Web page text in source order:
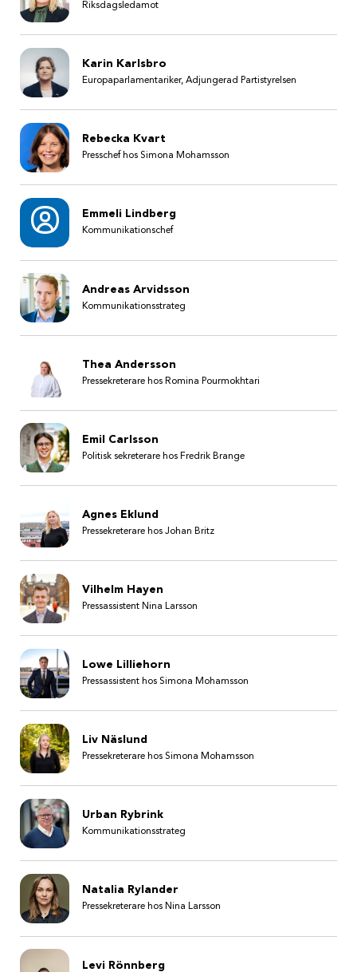
Riksdagsledamot
Karin Karlsbro
Europaparlamentariker, Adjungerad Partistyrelsen
Rebecka Kvart
Presschef hos Simona Mohamsson
Emmeli Lindberg
Kommunikationschef
Andreas Arvidsson
Kommunikationsstrateg
Thea Andersson
Pressekreterare hos Romina Pourmokhtari
Emil Carlsson
Politisk sekreterare hos Fredrik Brange
Agnes Eklund
Pressekreterare hos Johan Britz
Vilhelm Hayen
Pressassistent Nina Larsson
Lowe Lilliehorn
Pressassistent hos Simona Mohamsson
Liv Näslund
Pressekreterare hos Simona Mohamsson
Urban Rybrink
Kommunikationsstrateg
Natalia Rylander
Pressekreterare hos Nina Larsson
Levi Rönnberg